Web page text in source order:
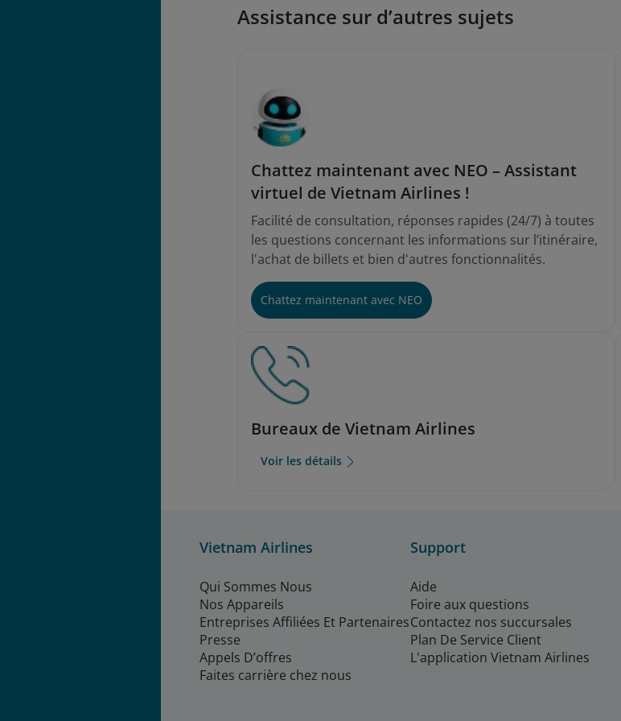
Assistance sur d’autres sujets
Chattez maintenant avec NEO – Assistant
virtuel de Vietnam Airlines !
Facilité de consultation, réponses rapides (24/7) à toutes
les questions concernant les informations sur l’itinéraire,
l'achat de billets et bien d'autres fonctionnalités.
Chattez maintenant avec NEO
Bureaux de Vietnam Airlines
Voir les détails
Vietnam Airlines
Qui Sommes Nous
Nos Appareils
Entreprises Affiliées Et Partenaires
Presse
Appels D’offres
Faites carrière chez nous
Support
Aide
Foire aux questions
Contactez nos succursales
Plan De Service Client
L'application Vietnam Airlines